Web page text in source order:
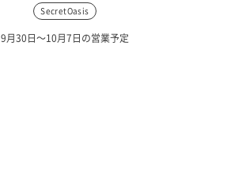
SecretOasis
9月30日〜10月7日の営業予定